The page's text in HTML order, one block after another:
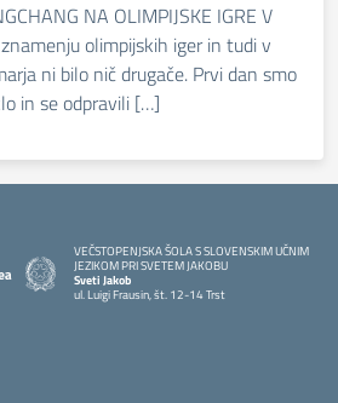
NA OLIMPIJSKE IGRE V
olimpijskih iger in tudi v
ni bilo nič drugače. Prvi dan smo
in se odpravili […]
VEČSTOPENJSKA ŠOLA S SLOVENSKIM UČNIM
JEZIKOM PRI SVETEM JAKOBU
Sveti Jakob
ul. Luigi Frausin, št. 12-14 Trst
— Visita la pagina iniziale della scuola